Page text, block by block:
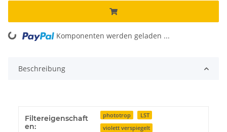
Loading... Komponenten werden geladen ...
Beschreibung
Filtereigenschaft
en:
phototrop
LST
violett verspiegelt